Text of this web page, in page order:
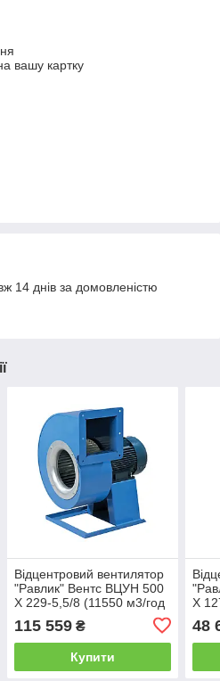
вашу картку
14 днів за домовленістю
Відцентровий вентилятор
"Равлик" Вентс ВЦУН 500
Х 229-5,5/8 (11550 м3/год
115 559₴
Купити
Х
48